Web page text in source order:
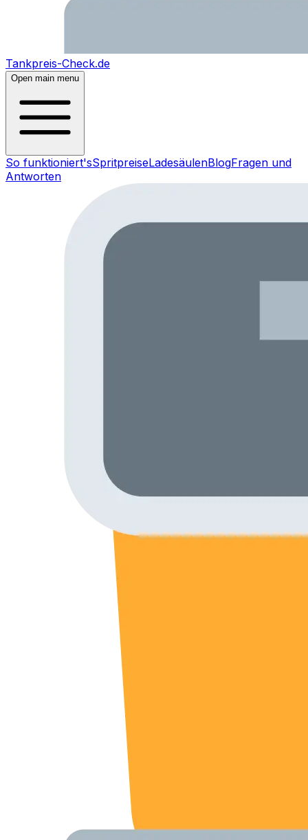
Tankpreis-Check.de
Open main menu
So funktioniert'sSpritpreiseLadesäulenBlogFragen und
Antworten